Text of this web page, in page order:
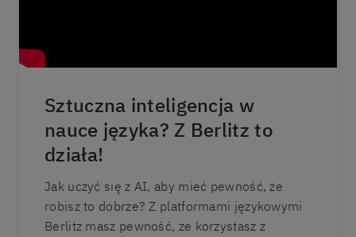
Sztuczna inteligencja w
nauce języka? Z Berlitz to
działa!
Jak uczyć się z AI, aby mieć pewność, że
robisz to dobrze? Z platformami językowymi
Berlitz masz pewność, że korzystasz z